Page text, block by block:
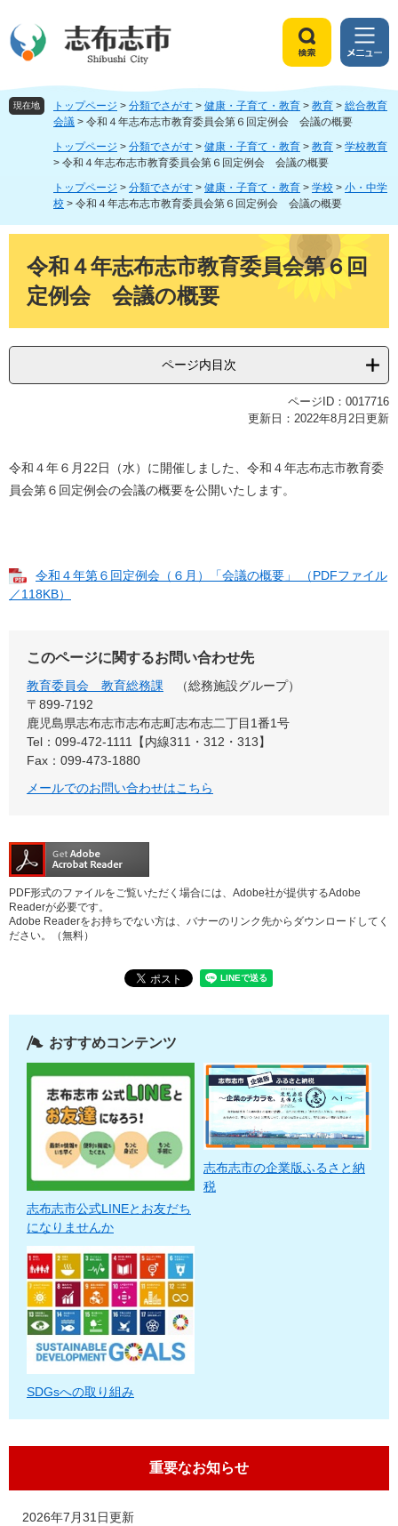
ジ
頭
ュ
飛
索
メ
ニ
ュ
ー
現在地 トップページ > 分類でさがす > 健康・子育て・教育 > 教育 > 総合教育
会議 > 令和４年志布志市教育委員会第６回定例会 会議の概要
トップページ > 分類でさがす > 健康・子育て・教育 > 教育 > 学校教育
> 令和４年志布志市教育委員会第６回定例会 会議の概要
トップページ > 分類でさがす > 健康・子育て・教育 > 学校 > 小・中学
校 > 令和４年志布志市教育委員会第６回定例会 会議の概要
令和４年志布志市教育委員会第６回
定例会 会議の概要
ページ内目次
ページID：0017716
更新日：2022年8月2日更新
令和４年６月22日（水）に開催しました、令和４年志布志市教育委
員会第６回定例会の会議の概要を公開いたします。
令和４年第６回定例会（６月）「会議の概要」 （PDFファイル
／118KB）
このページに関するお問い合わせ先
教育委員会 教育総務課
総務施設グループ
〒899-7192
鹿児島県志布志市志布志町志布志二丁目1番1号
Tel：099-472-1111【内線311・312・313】
Fax：099-473-1880
メールでのお問い合わせはこちら
PDF形式のファイルをご覧いただく場合には、Adobe社が提供するAdobe
Readerが必要です。
Adobe Readerをお持ちでない方は、バナーのリンク先からダウンロードしてく
ださい。（無料）
おすすめコンテンツ
志布志市公式LINEとお友だち
になりませんか
志布志市の企業版ふるさと納
税
SDGsへの取り組み
重要なお知らせ
2026年7月31日更新